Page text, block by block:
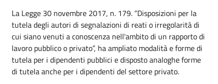
La Legge 30 novembre 2017, n. 179. “Disposizioni per la
tutela degli autori di segnalazioni di reati o irregolarità di
cui siano venuti a conoscenza nell'ambito di un rapporto di
lavoro pubblico o privato”, ha ampliato modalità e forme di
tutela per i dipendenti pubblici e disposto analoghe forme
di tutela anche per i dipendenti del settore privato.